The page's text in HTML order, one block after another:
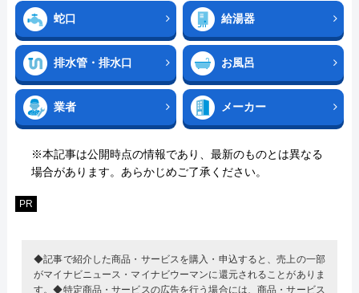
蛇口 給湯器
排水管・排水口 お風呂
業者 メーカー
※本記事は公開時点の情報であり、最新のものとは異なる
場合があります。あらかじめご了承ください。
PR
◆記事で紹介した商品・サービスを購入・申込すると、売上の一部
がマイナビニュース・マイナビウーマンに還元されることがありま
す。◆特定商品・サービスの広告を行う場合には、商品・サービス